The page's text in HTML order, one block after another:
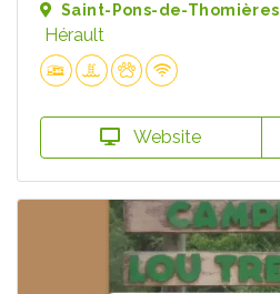
Saint-Pons-de-Thomières
Hérault
Website